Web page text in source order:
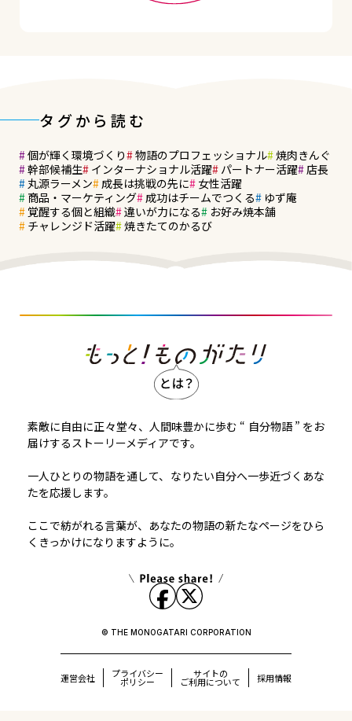
タグから読む
個が輝く環境づくり 物語のプロフェッショナル 焼肉きんぐ
幹部候補生 インターナショナル活躍 パートナー活躍 店長
丸源ラーメン 成長は挑戦の先に
女性活躍
商品・マーケティング 成功はチームでつくる
ゆず庵
覚醒する個と組織 違いが力になる
お好み焼本舗
チャレンジド活躍 焼きたてのかるび
素敵に自由に正々堂々、人間味豊かに歩む “ 自分物語 ” をお
届けするストーリーメディアです。
一人ひとりの物語を通して、なりたい自分へ一歩近づくあな
たを応援します。
ここで紡がれる言葉が、あなたの物語の新たなページをひら
くきっかけになりますように。
© THE MONOGATARI CORPORATION
運営会社 プライバシー
ポリシー
サイトの
ご利用について 採用情報